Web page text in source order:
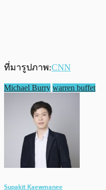
ที่มารูปภาพ:CNN
Michael Burry warren buffet
Supakit Kaewmanee